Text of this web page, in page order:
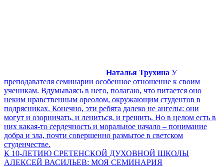
Наталья Трухина У
преподавателя семинарии особенное отношение к своим
ученикам. Вдумываясь в него, полагаю, что питается оно
неким нравственным ореолом, окружающим студентов в
подрясниках. Конечно, эти ребята далеко не ангелы: они
могут и озорничать, и лениться, и грешить. Но в целом есть в
них какая-то сердечность и моральное начало – понимание
добра и зла, почти совершенно размытое в светском
студенчестве.
К 10-ЛЕТИЮ СРЕТЕНСКОЙ ДУХОВНОЙ ШКОЛЫ
АЛЕКСЕЙ ВАСИЛЬЕВ: МОЯ СЕМИНАРИЯ